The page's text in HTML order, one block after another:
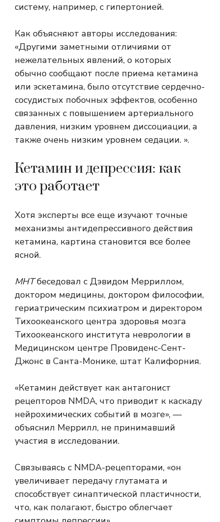
систему, например, с гипертонией.
Как объясняют авторы исследования:
«Другими заметными отличиями от
нежелательных явлений, о которых
обычно сообщают после приема кетамина
или эскетамина, было отсутствие сердечно-
сосудистых побочных эффектов, особенно
связанных с повышением артериального
давления, низким уровнем диссоциации, а
также очень низким уровнем седации. ».
Кетамин и депрессия: как
это работает
Хотя эксперты все еще изучают точные
механизмы антидепрессивного действия
кетамина, картина становится все более
ясной.
МНТбеседовал с Дэвидом Мерриллом,
доктором медицины, доктором философии,
гериатрическим психиатром и директором
Тихоокеанского центра здоровья мозга
Тихоокеанского института неврологии в
Медицинском центре Провиденс-Сент-
Джонс в Санта-Монике, штат Калифорния.
«Кетамин действует как антагонист
рецепторов NMDA, что приводит к каскаду
нейрохимических событий в мозге», —
объяснил Меррилл, не принимавший
участия в исследовании.
Связываясь с NMDA-рецепторами, «он
увеличивает передачу глутамата и
способствует синаптической пластичности,
что, как полагают, быстро облегчает